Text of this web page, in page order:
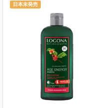
日本未発売